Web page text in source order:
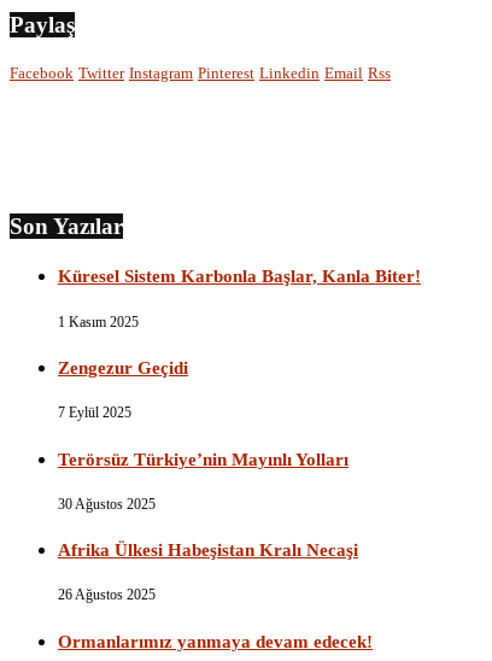
Paylaş
Facebook Twitter Instagram Pinterest Linkedin Email Rss
Son Yazılar
Küresel Sistem Karbonla Başlar, Kanla Biter!
1 Kasım 2025
Zengezur Geçidi
7 Eylül 2025
Terörsüz Türkiye’nin Mayınlı Yolları
30 Ağustos 2025
Afrika Ülkesi Habeşistan Kralı Necaşi
26 Ağustos 2025
Ormanlarımız yanmaya devam edecek!